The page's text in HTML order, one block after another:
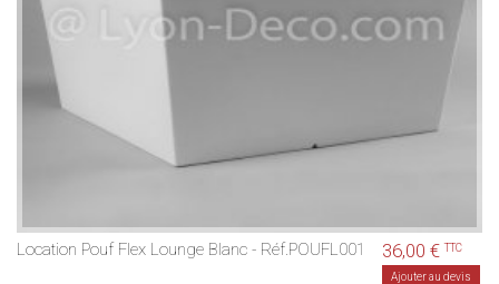
Location Pouf Flex Lounge Blanc - Réf.POUFL001 36,00 €TTC
Ajouter au devis